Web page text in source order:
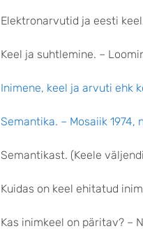
Elektronarvutid ja eesti
Keel ja suhtlemine. –
Inimene, keel ja arvuti ehk
Semantika. – Mosaiik 1974,
Semantikast. (Keele
Kuidas on keel ehitatud
Kas inimkeel on päritav? –